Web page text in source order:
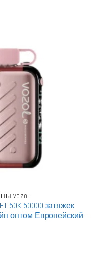
VOZOL
50K 50000 затяжек
оптом Европейский